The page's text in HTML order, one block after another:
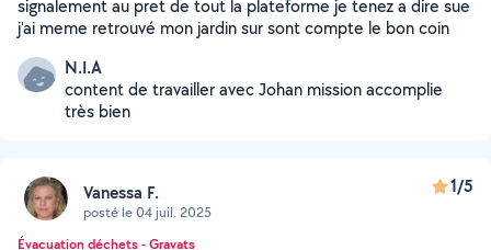
signalement au pret de tout la plateforme je tenez a dire sue
j'ai meme retrouvé mon jardin sur sont compte le bon coin
N.I.A
content de travailler avec Johan mission accomplie
très bien
Vanessa F.
posté le 04 juil. 2025
1/5
Évacuation déchets - Gravats